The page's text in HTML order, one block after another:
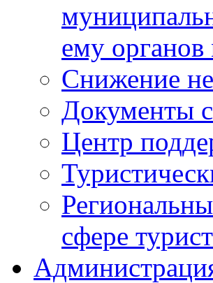
ему органов
Снижение
Документы
Центр
сфере